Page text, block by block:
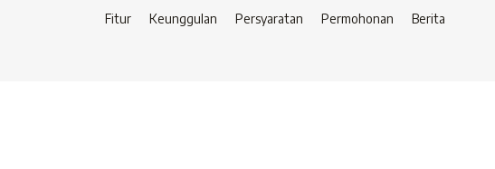
Fitur Keunggulan Persyaratan Permohonan Berita